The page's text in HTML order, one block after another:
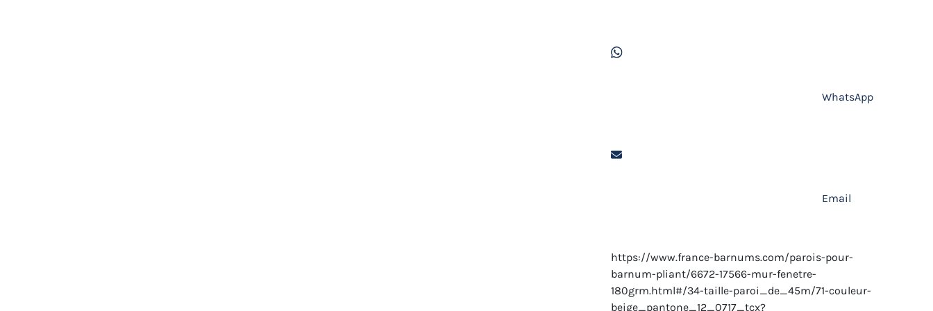
WhatsApp
Email
https://www.france-barnums.com/parois-pour-
barnum-pliant/6672-17566-mur-fenetre-
180grm.html#/34-taille-paroi_de_45m/71-couleur-
beige_pantone_12_0717_tcx?